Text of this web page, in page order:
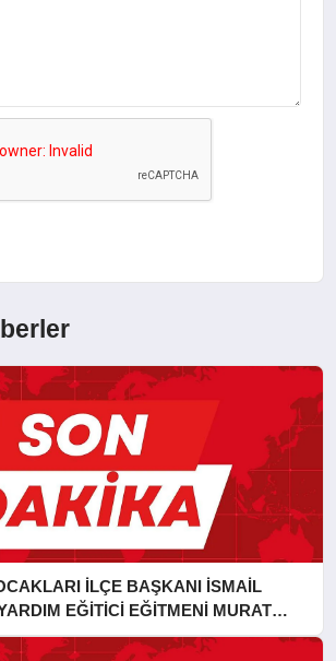
İLÇE BAŞKANI İSMAİL
EĞİTİCİ EĞİTMENİ MURAT